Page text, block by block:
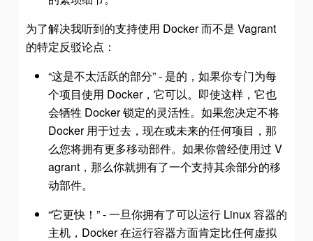
为了解决我听到的支持使用 Docker 而不是 Vagrant
的特定反驳论点：
“这是不太活跃的部分” - 是的，如果你专门为每
个项目使用 Docker，它可以。即使这样，它也
会牺牲 Docker 锁定的灵活性。如果您决定不将
Docker 用于过去，现在或未来的任何项目，那
么您将拥有更多移动部件。如果你曾经使用过 V
agrant，那么你就拥有了一个支持其余部分的移
动部件。
“它更快！” - 一旦你拥有了可以运行 Linux 容器的
主机，Docker 在运行容器方面肯定比任何虚拟